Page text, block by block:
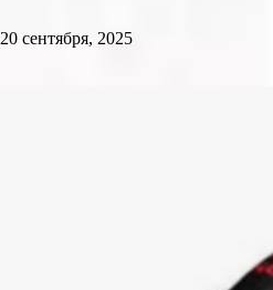
20 сентября, 2025